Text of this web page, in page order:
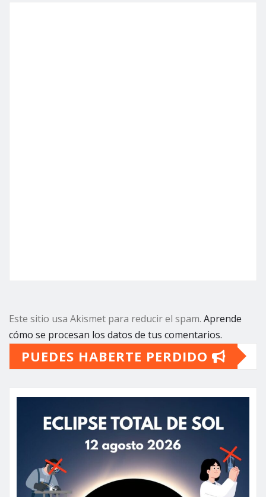
Este sitio usa Akismet para reducir el spam. Aprende
cómo se procesan los datos de tus comentarios.
PUEDES HABERTE PERDIDO